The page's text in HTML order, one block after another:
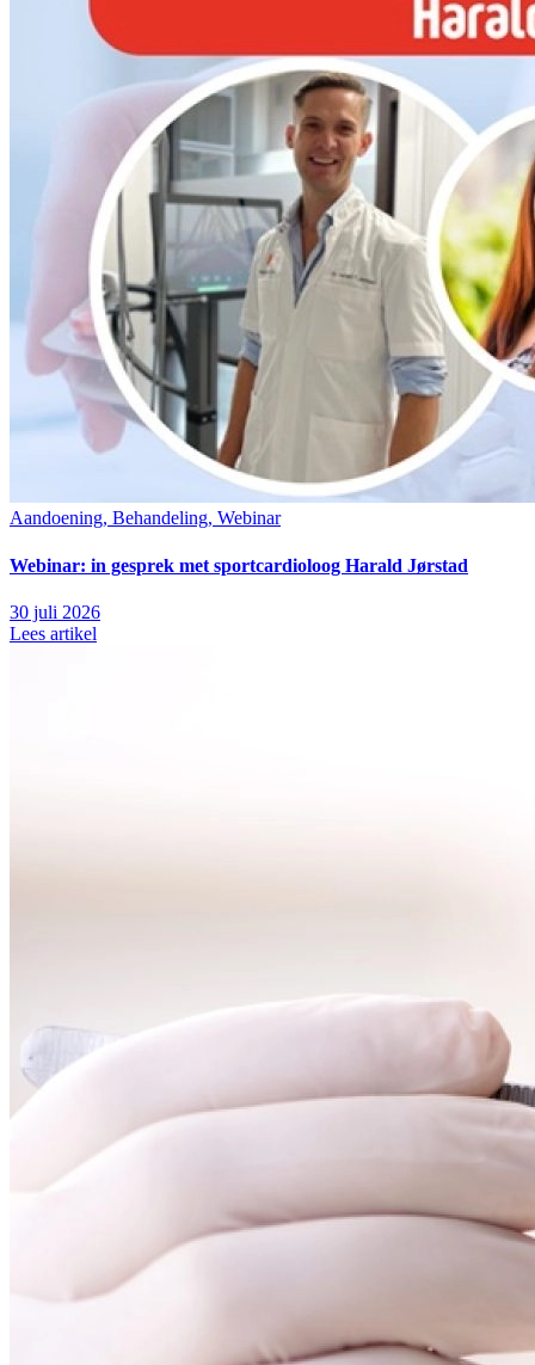
Aandoening, Behandeling, Webinar
Webinar: in gesprek met sportcardioloog Harald Jørstad
30 juli 2026
Lees artikel